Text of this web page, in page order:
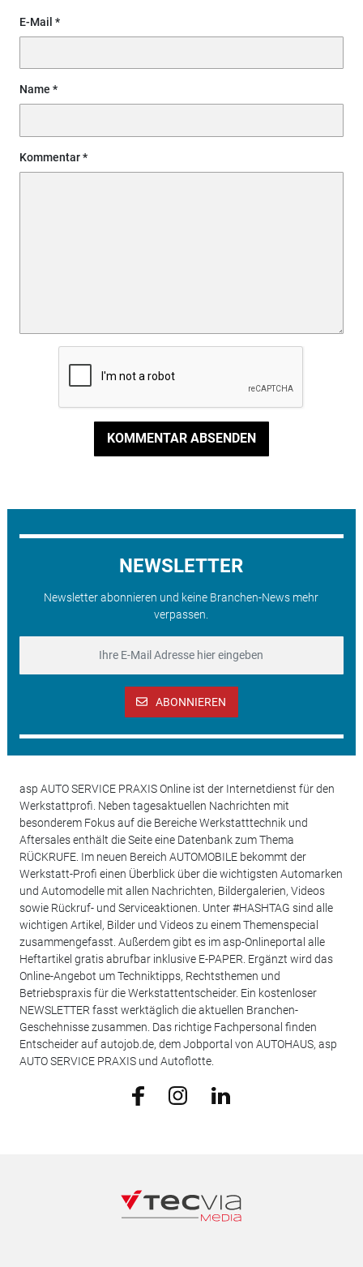
E-Mail
Name
Kommentar
KOMMENTAR ABSENDEN
NEWSLETTER
Newsletter abonnieren und keine Branchen-News mehr
verpassen.
ABONNIEREN
asp AUTO SERVICE PRAXIS Online ist der Internetdienst für den
Werkstattprofi. Neben tagesaktuellen Nachrichten mit
besonderem Fokus auf die Bereiche Werkstatttechnik und
Aftersales enthält die Seite eine Datenbank zum Thema
RÜCKRUFE. Im neuen Bereich AUTOMOBILE bekommt der
Werkstatt-Profi einen Überblick über die wichtigsten Automarken
und Automodelle mit allen Nachrichten, Bildergalerien, Videos
sowie Rückruf- und Serviceaktionen. Unter #HASHTAG sind alle
wichtigen Artikel, Bilder und Videos zu einem Themenspecial
zusammengefasst. Außerdem gibt es im asp-Onlineportal alle
Heftartikel gratis abrufbar inklusive E-PAPER. Ergänzt wird das
Online-Angebot um Techniktipps, Rechtsthemen und
Betriebspraxis für die Werkstattentscheider. Ein kostenloser
NEWSLETTER fasst werktäglich die aktuellen Branchen-
Geschehnisse zusammen. Das richtige Fachpersonal finden
Entscheider auf autojob.de, dem Jobportal von AUTOHAUS, asp
AUTO SERVICE PRAXIS und Autoflotte.